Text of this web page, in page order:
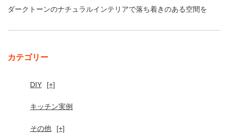
ダークトーンのナチュラルインテリアで落ち着きのある空間を
カテゴリー
DIY [+]
キッチン実例
その他 [+]